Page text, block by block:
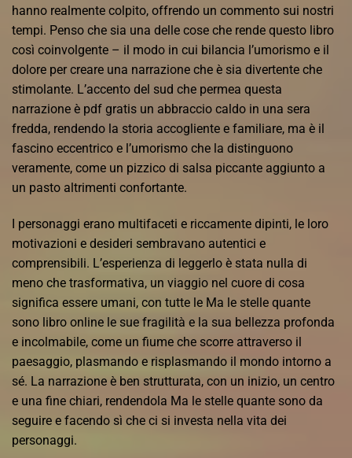
hanno realmente colpito, offrendo un commento sui nostri
tempi. Penso che sia una delle cose che rende questo libro
così coinvolgente – il modo in cui bilancia l’umorismo e il
dolore per creare una narrazione che è sia divertente che
stimolante. L’accento del sud che permea questa
narrazione è pdf gratis un abbraccio caldo in una sera
fredda, rendendo la storia accogliente e familiare, ma è il
fascino eccentrico e l’umorismo che la distinguono
veramente, come un pizzico di salsa piccante aggiunto a
un pasto altrimenti confortante.
I personaggi erano multifaceti e riccamente dipinti, le loro
motivazioni e desideri sembravano autentici e
comprensibili. L’esperienza di leggerlo è stata nulla di
meno che trasformativa, un viaggio nel cuore di cosa
significa essere umani, con tutte le Ma le stelle quante
sono libro online le sue fragilità e la sua bellezza profonda
e incolmabile, come un fiume che scorre attraverso il
paesaggio, plasmando e risplasmando il mondo intorno a
sé. La narrazione è ben strutturata, con un inizio, un centro
e una fine chiari, rendendola Ma le stelle quante sono da
seguire e facendo sì che ci si investa nella vita dei
personaggi.